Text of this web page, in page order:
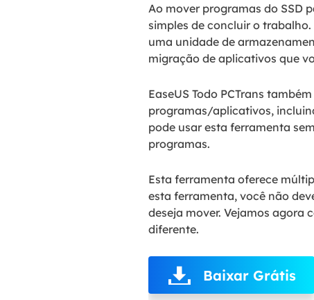
Ao mover programas do SSD
simples de concluir o trabalho.
uma unidade de
migração de aplicativos que
EaseUS Todo PCTrans
programas/aplicativos,
pode usar esta ferramenta
programas.
Esta ferramenta oferece
esta ferramenta, você não
deseja mover. Vejamos
diferente.
Baixar Grátis